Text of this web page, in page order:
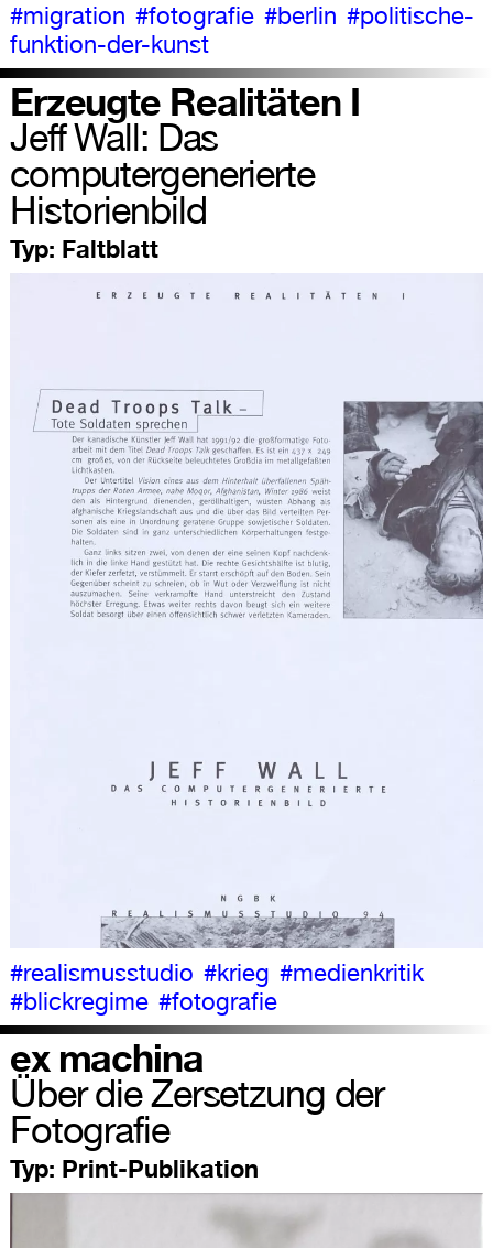
#migration #fotografie #berlin #politische-
funktion-der-kunst
Erzeugte Realitäten I
Jeff Wall: Das
computergenerierte
Historienbild
Typ: Faltblatt
#realismusstudio #krieg #medienkritik
#blickregime #fotografie
ex machina
Über die Zersetzung der
Fotografie
Typ: Print-Publikation